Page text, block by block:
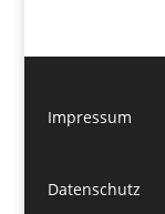
Impressum
Datenschutz